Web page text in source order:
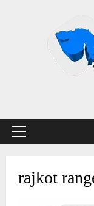
Primary
rajkot